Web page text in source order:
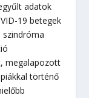
adatok
19 betegek
szindróma
megalapozott
történő